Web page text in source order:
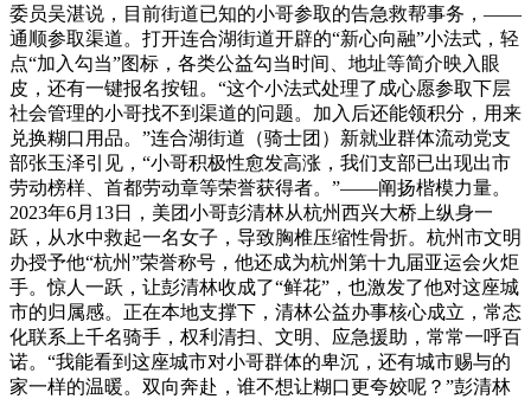
委员吴湛说，目前街道已知的小哥参取的告急救帮事务，——
通顺参取渠道。打开连合湖街道开辟的“新心向融”小法式，轻
点“加入勾当”图标，各类公益勾当时间、地址等简介映入眼
皮，还有一键报名按钮。“这个小法式处理了成心愿参取下层
社会管理的小哥找不到渠道的问题。加入后还能领积分，用来
兑换糊口用品。”连合湖街道（骑士团）新就业群体流动党支
部张玉泽引见，“小哥积极性愈发高涨，我们支部已出现出市
劳动榜样、首都劳动章等荣誉获得者。”——阐扬楷模力量。
2023年6月13日，美团小哥彭清林从杭州西兴大桥上纵身一
跃，从水中救起一名女子，导致胸椎压缩性骨折。杭州市文明
办授予他“杭州”荣誉称号，他还成为杭州第十九届亚运会火炬
手。惊人一跃，让彭清林收成了“鲜花”，也激发了他对这座城
市的归属感。正在本地支撑下，清林公益办事核心成立，常态
化联系上千名骑手，权利清扫、文明、应急援助，常常一呼百
诺。“我能看到这座城市对小哥群体的卑沉，还有城市赐与的
家一样的温暖。双向奔赴，谁不想让糊口更夸姣呢？”彭清林